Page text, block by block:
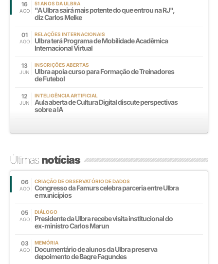
16
AGO
51 ANOS DA ULBRA
"A Ulbra sairá mais potente do que entrou na RJ",
diz Carlos Melke
01
AGO
RELAÇÕES INTERNACIONAIS
Ulbra terá Programa de Mobilidade Acadêmica
Internacional Virtual
13
JUN
INSCRIÇÕES ABERTAS
Ulbra apoia curso para Formação de Treinadores
de Futebol
12
JUN
INTELIGÊNCIA ARTIFICIAL
Aula aberta de Cultura Digital discute perspectivas
sobre a IA
Últimasnotícias
06
AGO
CRIAÇÃO DE OBSERVATÓRIO DE DADOS
Congresso da Famurs celebra parceria entre Ulbra
e municípios
05
AGO
DIÁLOGO
Presidente da Ulbra recebe visita institucional do
ex-ministro Carlos Marun
03
AGO
MEMÓRIA
Documentário de alunos da Ulbra preserva
depoimento de Bagre Fagundes